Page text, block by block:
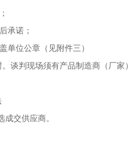
承诺；
单位公章（见附件三）
谈判现场须有产品制造商（厂家
成交供应商。